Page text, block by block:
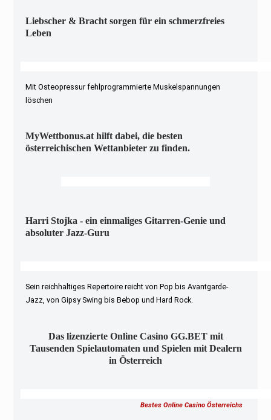
Liebscher & Bracht sorgen für ein schmerzfreies
Leben
Mit Osteopressur fehlprogrammierte Muskelspannungen
löschen
MyWettbonus.at hilft dabei, die besten
österreichischen Wettanbieter zu finden.
Harri Stojka - ein einmaliges Gitarren-Genie und
absoluter Jazz-Guru
Sein reichhaltiges Repertoire reicht von Pop bis Avantgarde-
Jazz, von Gipsy Swing bis Bebop und Hard Rock.
Das lizenzierte Online Casino GG.BET mit
Tausenden Spielautomaten und Spielen mit Dealern
in Österreich
Bestes Online Casino Österreichs